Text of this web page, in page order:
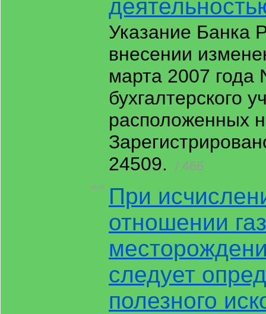
Указание Банка
внесении
марта 2007
бухгалтерского
расположенных
24509.
/ 466
00:36
При
отношении
следует
полезного